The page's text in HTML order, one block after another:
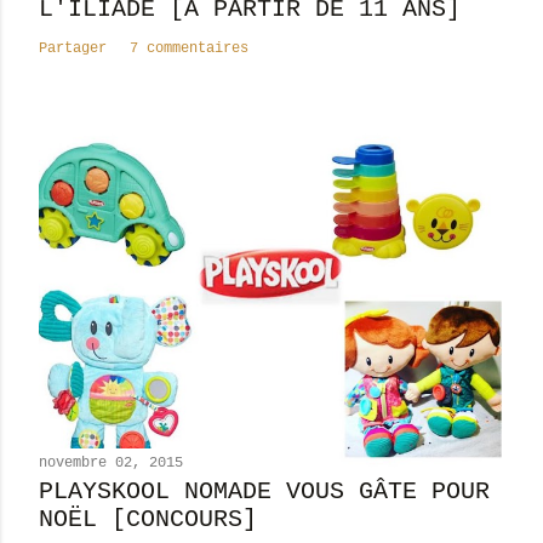
i
L'ILIADE [À PARTIR DE 11 ANS]
Partager 7 commentaires
novembre 02, 2015
PLAYSKOOL NOMADE VOUS GÂTE POUR
NOËL [CONCOURS]